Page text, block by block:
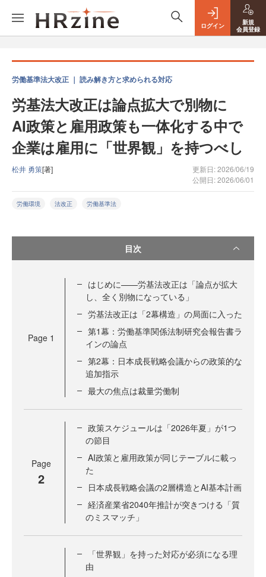
ログイン
新規
会員登録
労働基準法大改正 ｜ 読み解き方と求められる対応
労基法大改正は論点拡大で別物に
AI政策と雇用政策も一体化する中で
企業は雇用に「世界観」を持つべし
松井 勇策[著]
更新日: 2026/06/19
公開日: 2026/06/01
労働環境 法改正 労働基準法
目次
Page 1
はじめに——労基法改正は「論点が拡大
し、全く別物になっている」
労基法改正は「2幕構造」の局面に入った
第1幕：労働基準関係法制研究会報告書ラ
インの論点
第2幕：日本成長戦略会議からの政策的な
追加指示
最大の焦点は裁量労働制
Page
2
政策スケジュールは「2026年夏」が1つ
の節目
AI政策と雇用政策が同じテーブルに載っ
た
日本成長戦略会議の2層構造とAI基本計画
経済産業省2040年推計が突きつける「質
のミスマッチ」
「世界観」を持った対応が必須になる理
由